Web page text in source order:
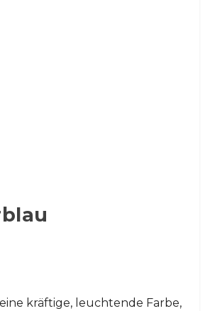
kräftige, leuchtende Farbe,